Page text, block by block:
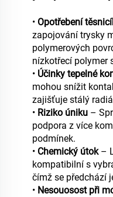
• Opotřebení
zapojování trysky
polymerových
nízkotřecí polymer
• Účinky tepelné
mohou snížit
zajišťuje stálý
• Riziko úniku –
podpora z více
podmínek.
• Chemický útok –
kompatibilní s
čímž se předchází
• Nesouosost při